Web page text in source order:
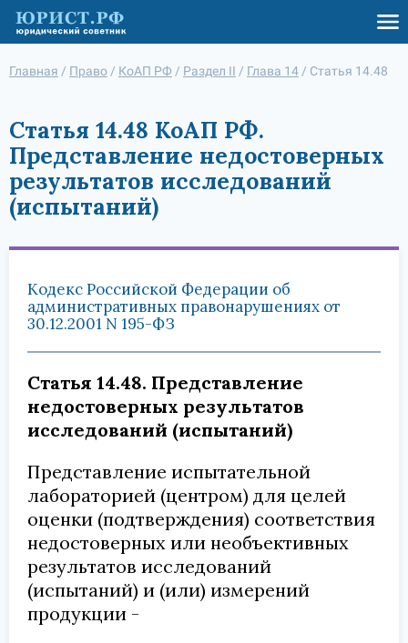
Главная / Право / КоАП РФ / Раздел II / Глава 14 / Статья 14.48
Статья 14.48 КоАП РФ.
Представление недостоверных
результатов исследований
(испытаний)
Кодекс Российской Федерации об
административных правонарушениях от
30.12.2001 N 195-ФЗ
Статья 14.48. Представление
недостоверных результатов
исследований (испытаний)
Представление испытательной
лабораторией (центром) для целей
оценки (подтверждения) соответствия
недостоверных или необъективных
результатов исследований
(испытаний) и (или) измерений
продукции -